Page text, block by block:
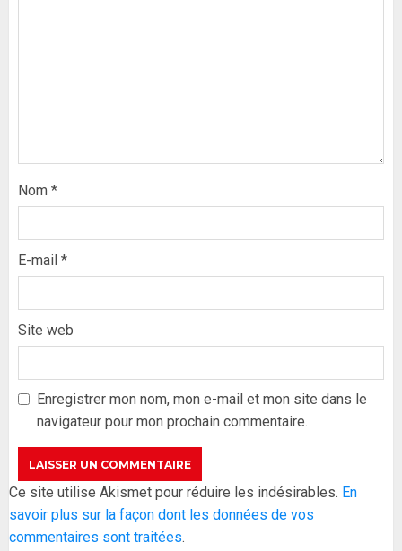
Nom *
E-mail *
Site web
Enregistrer mon nom, mon e-mail et mon site dans le
navigateur pour mon prochain commentaire.
Ce site utilise Akismet pour réduire les indésirables. En
savoir plus sur la façon dont les données de vos
commentaires sont traitées.
Formation du nouveau
ses lignes rouges et met en
garde ses responsables
26 MAI 2026 0
Réintégration de Sonko à
l’Assemblée nationale : Adji
Mergane Kanouté défend la